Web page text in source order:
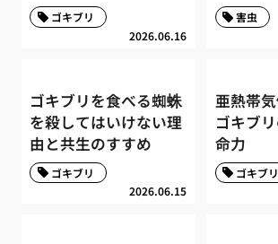
2026.06.16
ゴキブリ 害虫
ゴキブリを食べる蜘蛛
を殺してはいけない理
由と共生のすすめ
2026.06.15
ゴキブリ
亜熱帯
ゴキブ
命力
ゴキブリ